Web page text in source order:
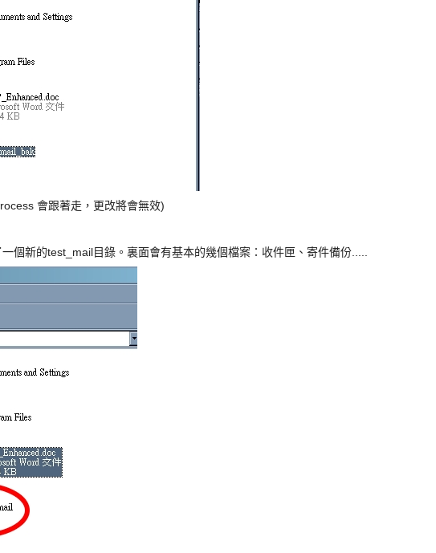
會跟著走，更改將會無效)
個新的test_mail目錄。裏面會有基本的幾個檔案：收件匣、寄件備份.....